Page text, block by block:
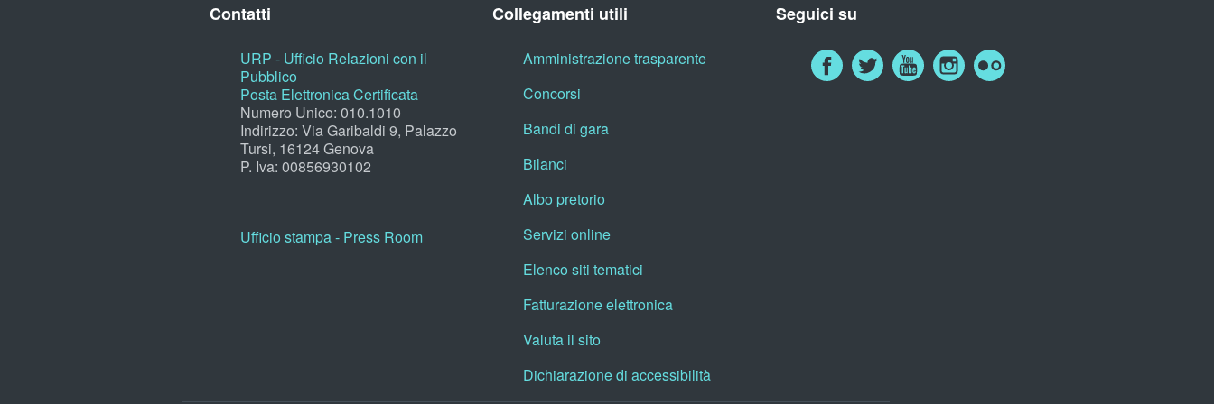
Contatti
URP - Ufficio Relazioni con il
Pubblico
Posta Elettronica Certificata
Numero Unico: 010.1010
Indirizzo: Via Garibaldi 9, Palazzo
Tursi, 16124 Genova
P. Iva: 00856930102
Ufficio stampa - Press Room
Collegamenti utili
Amministrazione trasparente
Concorsi
Bandi di gara
Bilanci
Albo pretorio
Servizi online
Elenco siti tematici
Fatturazione elettronica
Valuta il sito
Dichiarazione di accessibilità
Seguici su